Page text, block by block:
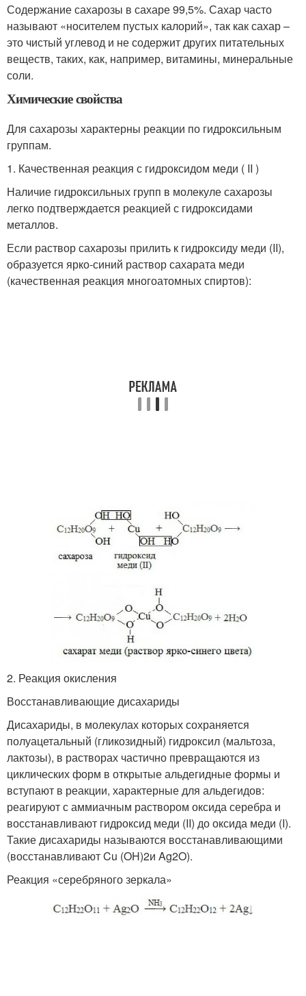
Содержание сахарозы в сахаре 99,5%. Сахар часто
называют «носителем пустых калорий», так как сахар –
это чистый углевод и не содержит других питательных
веществ, таких, как, например, витамины, минеральные
соли.
Химические свойства
Для сахарозы характерны реакции по гидроксильным
группам.
1. Качественная реакция с гидроксидом меди ( II )
Наличие гидроксильных групп в молекуле сахарозы
легко подтверждается реакцией с гидроксидами
металлов.
Если раствор сахарозы прилить к гидроксиду меди (II),
образуется ярко-синий раствор сахарата меди
(качественная реакция многоатомных спиртов):
2. Реакция окисления
Восстанавливающие дисахариды
Дисахариды, в молекулах которых сохраняется
полуацетальный (гликозидный) гидроксил (мальтоза,
лактозы), в растворах частично превращаются из
циклических форм в открытые альдегидные формы и
вступают в реакции, характерные для альдегидов:
реагируют с аммиачным раствором оксида серебра и
восстанавливают гидроксид меди (II) до оксида меди (I).
Такие дисахариды называются восстанавливающими
(восстанавливают Cu (OH)2и Ag2O).
Реакция «серебряного зеркала»